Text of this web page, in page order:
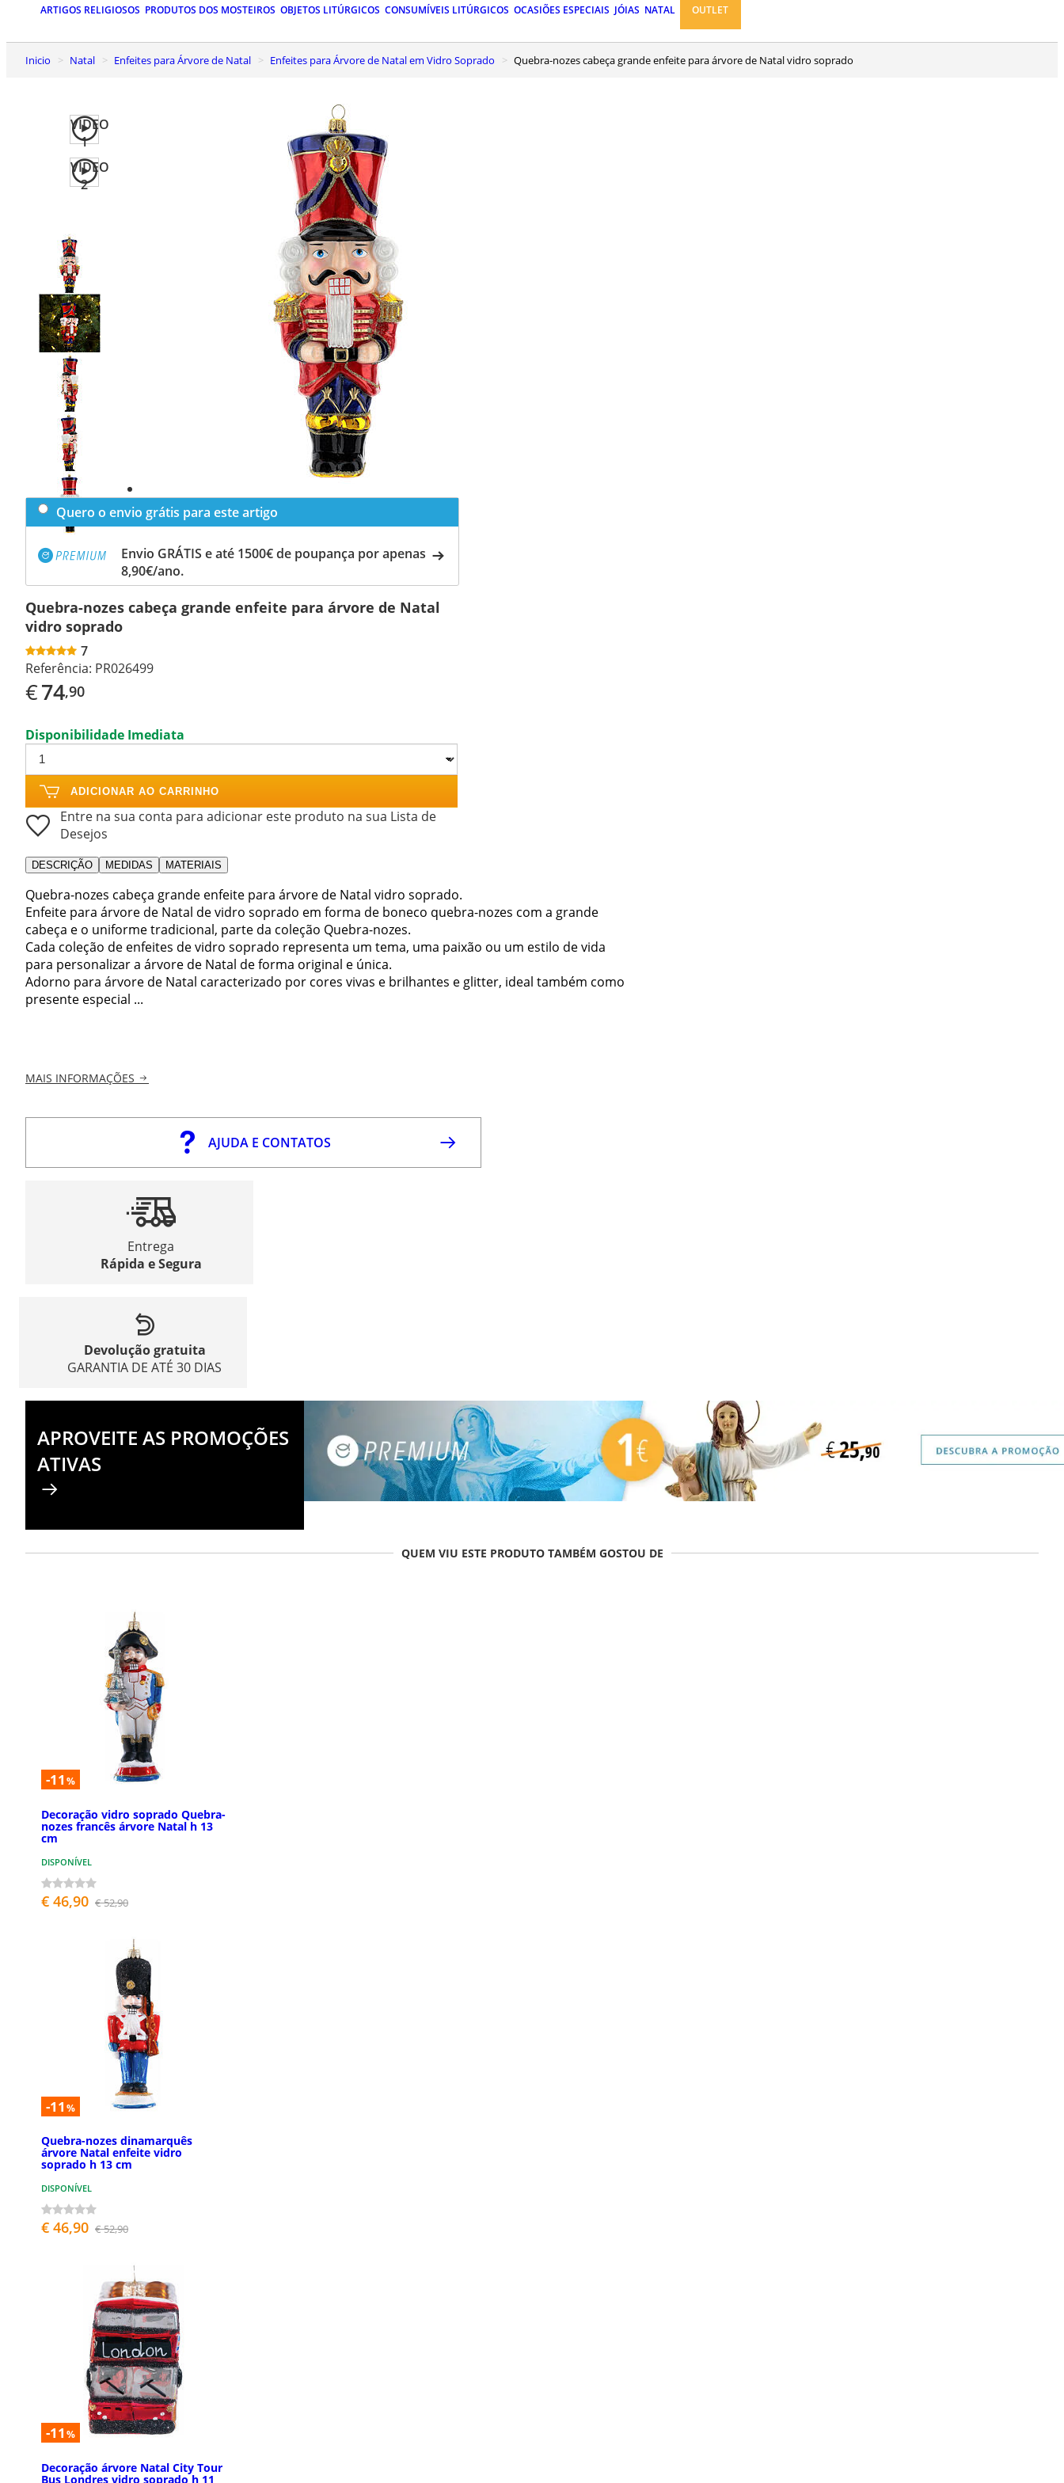
ARTIGOS RELIGIOSOS PRODUTOS DOS MOSTEIROS OBJETOS LITÚRGICOS CONSUMÍVEIS LITÚRGICOS OCASIÕES ESPECIAIS JÓIAS NATAL OUTLET
Inicio Natal Enfeites para Árvore de Natal Enfeites para Árvore de Natal em Vidro Soprado Quebra-nozes cabeça grande enfeite para árvore de Natal vidro soprado
VIDEO
1
VIDEO
2
Previous
slide
Next
slide
Quero o envio grátis para este artigo
Envio GRÁTIS e até 1500€ de poupança por apenas
8,90€/ano.
Quebra-nozes cabeça grande enfeite para árvore de Natal
vidro soprado
7
Referência: PR026499
€74,90
Disponibilidade Imediata
ADICIONAR AO CARRINHO
Entre na sua conta para adicionar este produto na sua Lista de
Desejos
DESCRIÇÃO MEDIDAS MATERIAIS
Quebra-nozes cabeça grande enfeite para árvore de Natal vidro soprado.
Enfeite para árvore de Natal de vidro soprado em forma de boneco quebra-nozes com a grande
cabeça e o uniforme tradicional, parte da coleção Quebra-nozes.
Cada coleção de enfeites de vidro soprado representa um tema, uma paixão ou um estilo de vida
para personalizar a árvore de Natal de forma original e única.
Adorno para árvore de Natal caracterizado por cores vivas e brilhantes e glitter, ideal também como
presente especial ...
MAIS INFORMAÇÕES
AJUDA E CONTATOS
Entrega
Rápida e Segura
Devolução gratuita
GARANTIA DE ATÉ 30 DIAS
APROVEITE AS PROMOÇÕES
ATIVAS
QUEM VIU ESTE PRODUTO TAMBÉM GOSTOU DE
-11 %
Decoração vidro soprado Quebra-
nozes francês árvore Natal h 13
cm
DISPONÍVEL
€ 46,90 € 52,90
-11 %
Quebra-nozes dinamarquês
árvore Natal enfeite vidro
soprado h 13 cm
DISPONÍVEL
€ 46,90 € 52,90
-11 %
Decoração árvore Natal City Tour
Bus Londres vidro soprado h 11